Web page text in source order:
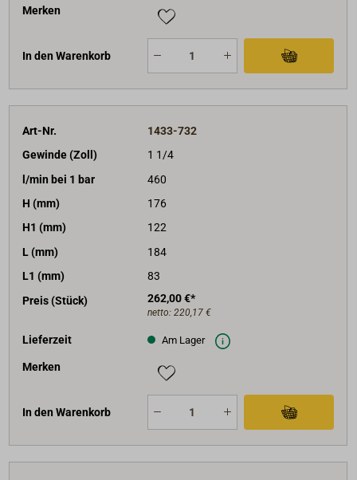
Merken
In den Warenkorb
Art-Nr.
1433-732
Gewinde (Zoll)
1 1/4
l/min bei 1 bar
460
H (mm)
176
H1 (mm)
122
L (mm)
184
L1 (mm)
83
Preis (Stück)
262,00 €*
netto: 220,17 €
Lieferzeit Am Lager
Merken
In den Warenkorb